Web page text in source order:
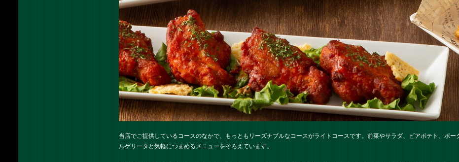
当店でご提供しているコースのなかで、もっともリーズナブルなコースがライトコースです。前菜やサラダ、ビアポテト、ポ
ルゲリータと気軽につまめるメニューをそろえています。